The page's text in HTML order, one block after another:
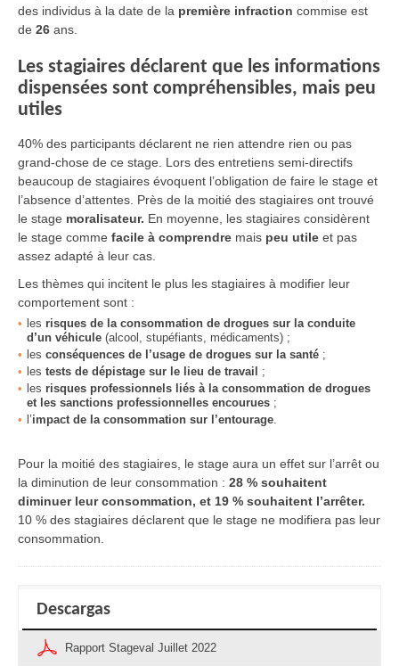
des individus à la date de la première infraction commise est
de 26 ans.
Les stagiaires déclarent que les informations
dispensées sont compréhensibles, mais peu
utiles
40% des participants déclarent ne rien attendre rien ou pas
grand-chose de ce stage. Lors des entretiens semi-directifs
beaucoup de stagiaires évoquent l’obligation de faire le stage et
l’absence d’attentes. Près de la moitié des stagiaires ont trouvé
le stage moralisateur. En moyenne, les stagiaires considèrent
le stage comme facile à comprendre mais peu utile et pas
assez adapté à leur cas.
Les thèmes qui incitent le plus les stagiaires à modifier leur
comportement sont :
les risques de la consommation de drogues sur la conduite
d’un véhicule (alcool, stupéfiants, médicaments) ;
les conséquences de l’usage de drogues sur la santé ;
les tests de dépistage sur le lieu de travail
;
les risques professionnels liés à la consommation de drogues
et les sanctions professionnelles encourues ;
l’impact de la consommation sur l’entourage.
Pour la moitié des stagiaires, le stage aura un effet sur l’arrêt ou
la diminution de leur consommation : 28 % souhaitent
diminuer leur consommation, et 19 % souhaitent l’arrêter.
10 % des stagiaires déclarent que le stage ne modifiera pas leur
consommation.
Descargas
Rapport Stageval Juillet 2022